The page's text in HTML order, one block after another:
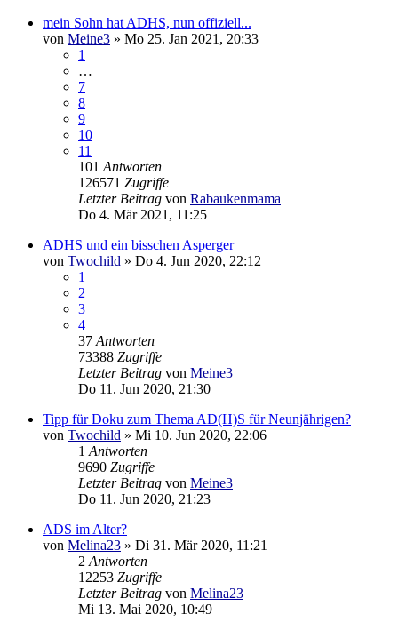
mein Sohn hat ADHS, nun offiziell...
von Meine3 » Mo 25. Jan 2021, 20:33
1
…
7
8
9
10
11
101 Antworten
126571 Zugriffe
Letzter Beitrag von Rabaukenmama
Do 4. Mär 2021, 11:25
ADHS und ein bisschen Asperger
von Twochild » Do 4. Jun 2020, 22:12
1
2
3
4
37 Antworten
73388 Zugriffe
Letzter Beitrag von Meine3
Do 11. Jun 2020, 21:30
Tipp für Doku zum Thema AD(H)S für Neunjährigen?
von Twochild » Mi 10. Jun 2020, 22:06
1 Antworten
9690 Zugriffe
Letzter Beitrag von Meine3
Do 11. Jun 2020, 21:23
ADS im Alter?
von Melina23 » Di 31. Mär 2020, 11:21
2 Antworten
12253 Zugriffe
Letzter Beitrag von Melina23
Mi 13. Mai 2020, 10:49